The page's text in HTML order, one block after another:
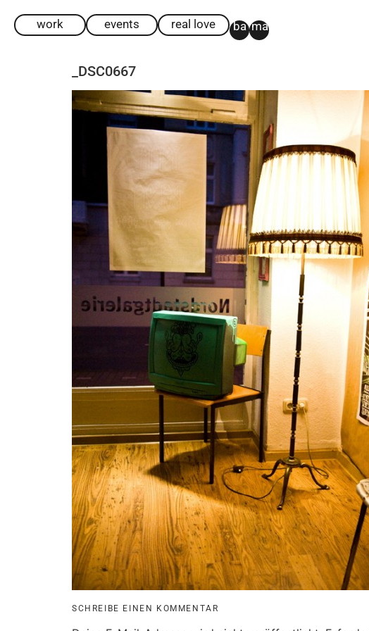
work events real love ba ma
_DSC0667
SCHREIBE EINEN KOMMENTAR